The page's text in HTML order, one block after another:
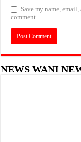
Save my name,
comment.
NEWS WANI